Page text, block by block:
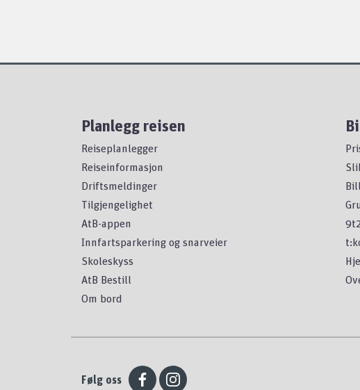
Planlegg reisen
Reiseplanlegger
Reiseinformasjon
Driftsmeldinger
Tilgjengelighet
AtB-appen
Innfartsparkering og snarveier
Skoleskyss
AtB Bestill
Om bord
Følg oss